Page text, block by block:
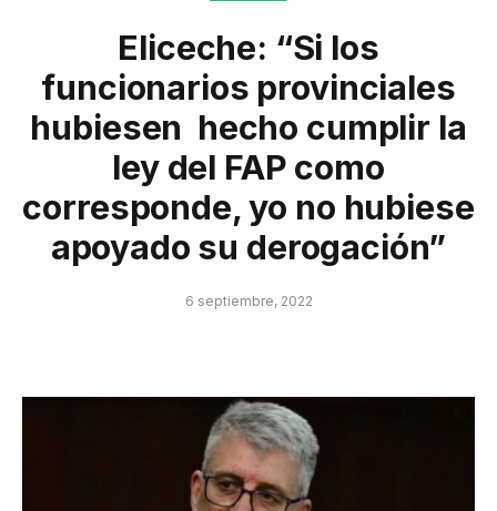
Eliceche: “Si los
funcionarios provinciales
hubiesen hecho cumplir la
ley del FAP como
corresponde, yo no hubiese
apoyado su derogación”
6 septiembre, 2022